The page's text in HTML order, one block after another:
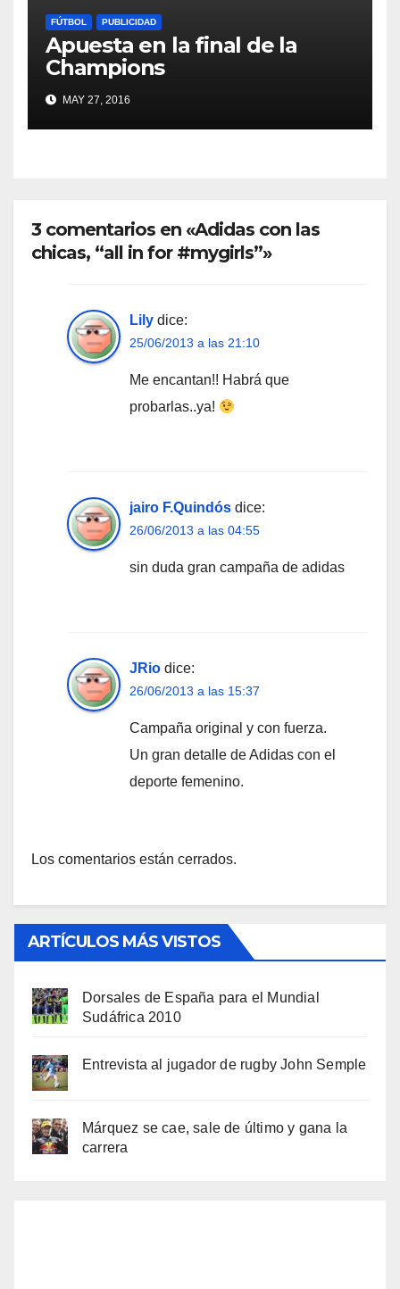
FÚTBOL PUBLICIDAD
Apuesta en la final de la
Champions
MAY 27, 2016
3 comentarios en «Adidas con las
chicas, “all in for #mygirls”»
Lily dice:
25/06/2013 a las 21:10
Me encantan!! Habrá que
probarlas..ya!
jairo F.Quindós dice:
26/06/2013 a las 04:55
sin duda gran campaña de adidas
JRio dice:
26/06/2013 a las 15:37
Campaña original y con fuerza.
Un gran detalle de Adidas con el
deporte femenino.
Los comentarios están cerrados.
ARTÍCULOS MÁS VISTOS
Dorsales de España para el Mundial
Sudáfrica 2010
Entrevista al jugador de rugby John Semple
Márquez se cae, sale de último y gana la
carrera